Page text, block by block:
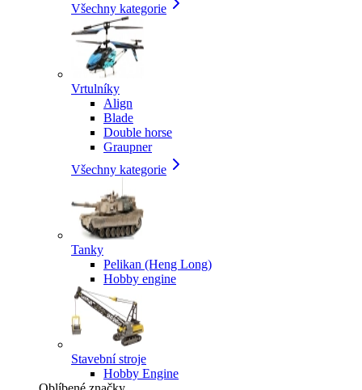
Všechny kategorie
Vrtulníky
Align
Blade
Double horse
Graupner
Všechny kategorie
Tanky
Pelikan (Heng Long)
Hobby engine
Stavební stroje
Hobby Engine